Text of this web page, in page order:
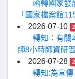
函轉國家發
「國家檔案館
2026-07-10
轉知：有關
師8小時師資研
2026-07-28
轉知:為宣